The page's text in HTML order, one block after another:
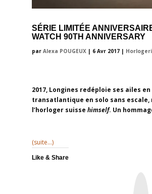
SÉRIE LIMITÉE
WATCH 90TH ANNIVERSARY
par Alexa POUGEUX| 6 Avr 2017|
2017, Longines redéploie ses ailes
transatlantique en solo sans
l’horloger suisse himself. Un
(suite…)
Like & Share